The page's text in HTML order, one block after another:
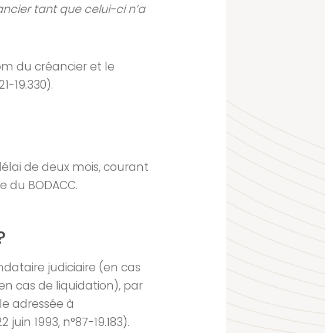
tant que celui-ci n’a
du créancier et le
19.330).
de deux mois, courant
BODACC.
judiciaire (en cas
cas de liquidation), par
adressée à
1993, n°87-19.183).